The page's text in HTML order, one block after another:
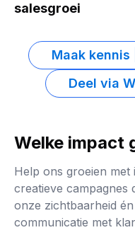
salesgroei
Maak
Deel via
Welke impact
Help ons groeien
creatieve campagnes
onze zichtbaarheid
communicatie met